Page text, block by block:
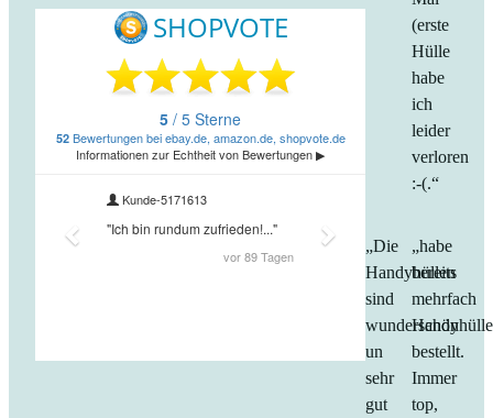
(erste
Hülle
habe
ich
leider
verloren
:-(.“
„Die
Handyhüllen
sind
wunderschön
un
sehr
gut
„habe
bereits
mehrfach
bestellt.
Immer
top,